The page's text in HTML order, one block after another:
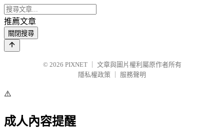
推薦文章
關閉搜尋
© 2026 PIXNET
文章與圖片權利屬原作者所有
隱私權政策
服務聲明
⚠️
成人內容提醒